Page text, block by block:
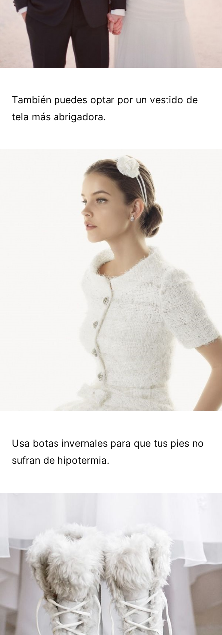
También puedes optar por un vestido de
tela más abrigadora.
Usa botas invernales para que tus pies no
sufran de hipotermia.